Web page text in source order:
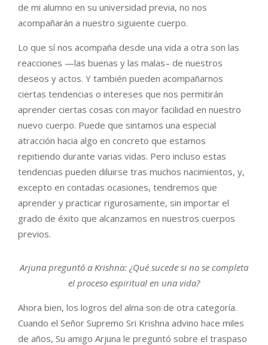
de mi alumno en su universidad previa, no nos
acompañarán a nuestro siguiente cuerpo.
Lo que sí nos acompaña desde una vida a otra son las
reacciones —las buenas y las malas– de nuestros
deseos y actos. Y también pueden acompañarnos
ciertas tendencias o intereses que nos permitirán
aprender ciertas cosas con mayor facilidad en nuestro
nuevo cuerpo. Puede que sintamos una especial
atracción hacia algo en concreto que estamos
repitiendo durante varias vidas. Pero incluso estas
tendencias pueden diluirse tras muchos nacimientos, y,
excepto en contadas ocasiones, tendremos que
aprender y practicar rigurosamente, sin importar el
grado de éxito que alcanzamos en nuestros cuerpos
previos.
Arjuna preguntó a Krishna: ¿Qué sucede si no se completa
el proceso espiritual en una vida?
Ahora bien, los logros del alma son de otra categoría.
Cuando el Señor Supremo Sri Krishna advino hace miles
de años, Su amigo Arjuna le preguntó sobre el traspaso